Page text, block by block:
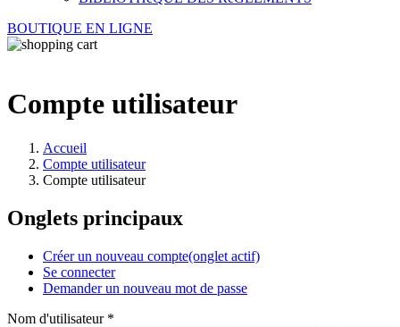
BOUTIQUE EN LIGNE
Compte utilisateur
Accueil
Compte utilisateur
Compte utilisateur
Onglets principaux
Créer un nouveau compte(onglet actif)
Se connecter
Demander un nouveau mot de passe
Nom d'utilisateur *